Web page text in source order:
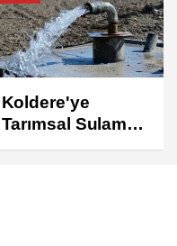
Manisa'da 1.200
Kınalı Keklik
Doğaya Salındı